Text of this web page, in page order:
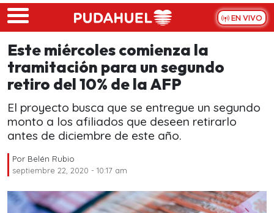
Skip to main content
EN VIVO
Este miércoles comienza la
tramitación para un segundo
retiro del 10% de la AFP
El proyecto busca que se entregue un segundo
monto a los afiliados que deseen retirarlo
antes de diciembre de este año.
Por Belén Rubio
septiembre 22, 2020 - 10:17 am